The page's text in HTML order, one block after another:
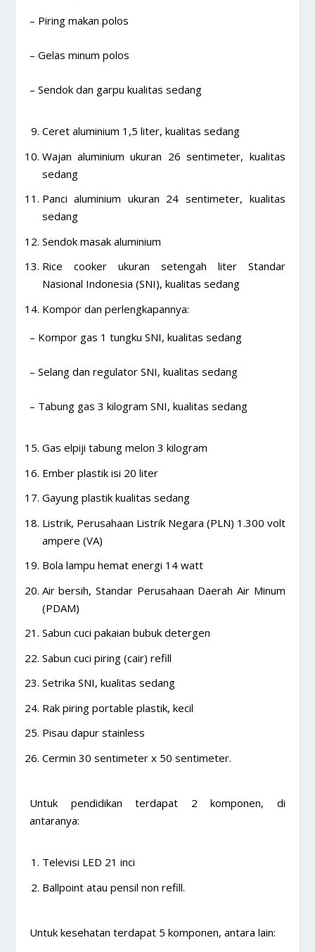
– Piring makan polos
– Gelas minum polos
– Sendok dan garpu kualitas sedang
Ceret aluminium 1,5 liter, kualitas sedang
Wajan aluminium ukuran 26 sentimeter, kualitas
sedang
Panci aluminium ukuran 24 sentimeter, kualitas
sedang
Sendok masak aluminium
Rice cooker ukuran setengah liter Standar
Nasional Indonesia (SNI), kualitas sedang
Kompor dan perlengkapannya:
– Kompor gas 1 tungku SNI, kualitas sedang
– Selang dan regulator SNI, kualitas sedang
– Tabung gas 3 kilogram SNI, kualitas sedang
Gas elpiji tabung melon 3 kilogram
Ember plastik isi 20 liter
Gayung plastik kualitas sedang
Listrik, Perusahaan Listrik Negara (PLN) 1.300 volt
ampere (VA)
Bola lampu hemat energi 14 watt
Air bersih, Standar Perusahaan Daerah Air Minum
(PDAM)
Sabun cuci pakaian bubuk detergen
Sabun cuci piring (cair) refill
Setrika SNI, kualitas sedang
Rak piring portable plastik, kecil
Pisau dapur stainless
Cermin 30 sentimeter x 50 sentimeter.
Untuk pendidikan terdapat 2 komponen, di
antaranya:
Televisi LED 21 inci
Ballpoint atau pensil non refill.
Untuk kesehatan terdapat 5 komponen, antara lain: